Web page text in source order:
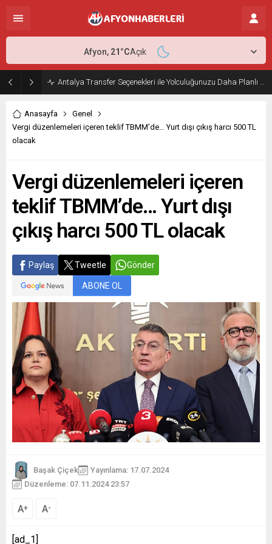
Antalya Transfer Seçenekleri ile Yolculuğunuzu Daha Planlı Hale Getirin
Afyon, 21°CAçık
Anasayfa
Genel
Vergi düzenlemeleri içeren teklif TBMM’de… Yurt dışı çıkış harcı 500 TL
olacak
Vergi düzenlemeleri içeren
teklif TBMM’de… Yurt dışı
çıkış harcı 500 TL olacak
Paylaş Tweetle Gönder
ABONE OL
Başak Çiçek
Yayınlama: 17.07.2024
Düzenleme: 07.11.2024 23:57
A+ A-
[ad_1]